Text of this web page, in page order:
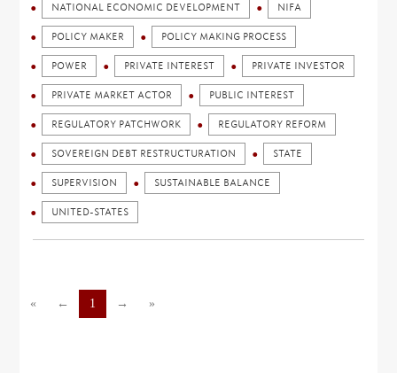
NATIONAL ECONOMIC DEVELOPMENT NIFA
POLICY MAKER POLICY MAKING PROCESS
POWER PRIVATE INTEREST PRIVATE INVESTOR
PRIVATE MARKET ACTOR PUBLIC INTEREST
REGULATORY PATCHWORK REGULATORY REFORM
SOVEREIGN DEBT RESTRUCTURATION STATE
SUPERVISION SUSTAINABLE BALANCE
UNITED-STATES
« ← 1 → »